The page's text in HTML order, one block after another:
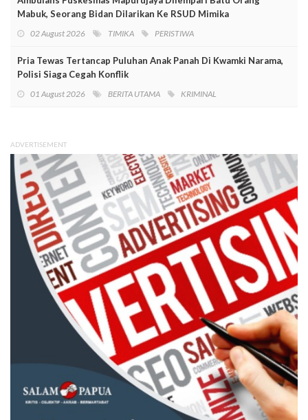
Mabuk, Seorang Bidan Dilarikan Ke RSUD Mimika
02 August 2026 TIMIKA PERISTIWA
Pria Tewas Tertancap Puluhan Anak Panah Di Kwamki Narama,
Polisi Siaga Cegah Konflik
01 August 2026 BERITA UTAMA KRIMINAL
ADVERTISEMENT